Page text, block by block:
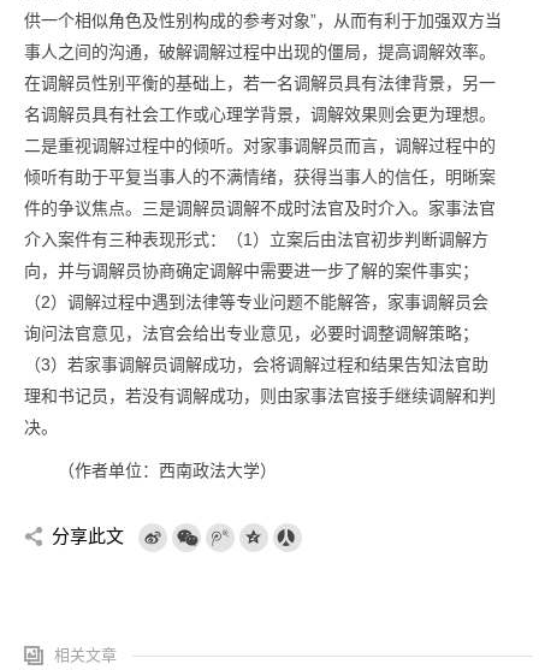
供一个相似角色及性别构成的参考对象”，从而有利于加强双方当
事人之间的沟通，破解调解过程中出现的僵局，提高调解效率。
在调解员性别平衡的基础上，若一名调解员具有法律背景，另一
名调解员具有社会工作或心理学背景，调解效果则会更为理想。
二是重视调解过程中的倾听。对家事调解员而言，调解过程中的
倾听有助于平复当事人的不满情绪，获得当事人的信任，明晰案
件的争议焦点。三是调解员调解不成时法官及时介入。家事法官
介入案件有三种表现形式：（1）立案后由法官初步判断调解方
向，并与调解员协商确定调解中需要进一步了解的案件事实；
（2）调解过程中遇到法律等专业问题不能解答，家事调解员会
询问法官意见，法官会给出专业意见，必要时调整调解策略；
（3）若家事调解员调解成功，会将调解过程和结果告知法官助
理和书记员，若没有调解成功，则由家事法官接手继续调解和判
决。
（作者单位：西南政法大学）
分享此文
相关文章